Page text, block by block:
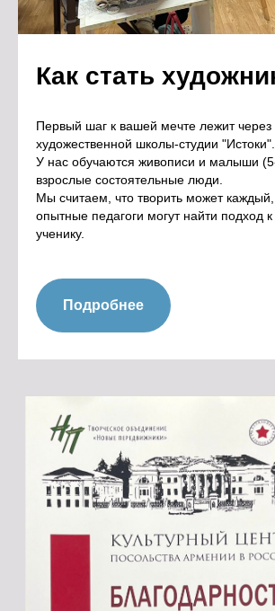
Как стать
Первый шаг к вашей мечте лежит через
художественной школы-студии "Истоки".
У нас обучаются живописи и малыши
взрослые состоятельные люди.
Мы считаем, что творить может
опытные педагоги могут найти подход
ученику.
Подробнее